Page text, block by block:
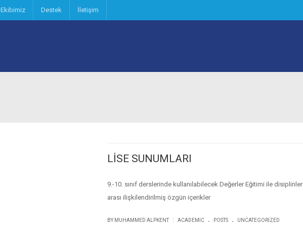
Ekibimiz Destek İletişim
LİSE SUNUMLARI
9.-10. sınıf derslerinde kullanılabilecek Değerler Eğitimi ile disiplinler
arası ilişkilendirilmiş özgün içerikler
BY MUHAMMED ALPKENT ACADEMIC . POSTS . UNCATEGORIZED